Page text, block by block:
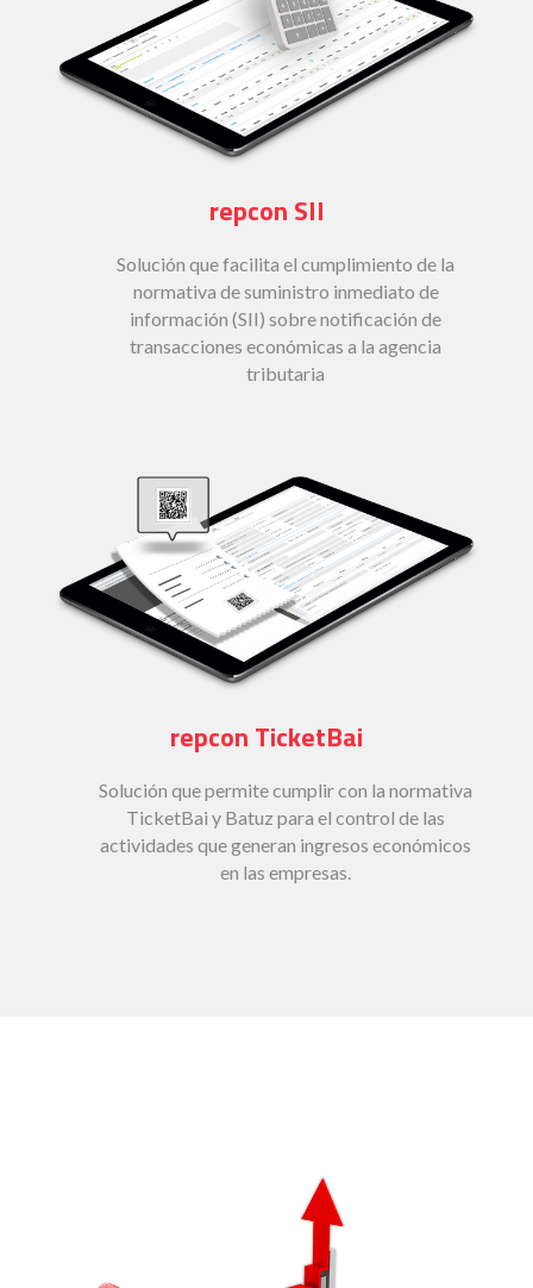
repcon SII
Solución que facilita el cumplimiento de la
normativa de suministro inmediato de
información (SII) sobre notificación de
transacciones económicas a la agencia
tributaria
repcon TicketBai
Solución que permite cumplir con la normativa
TicketBai y Batuz para el control de las
actividades que generan ingresos económicos
en las empresas.